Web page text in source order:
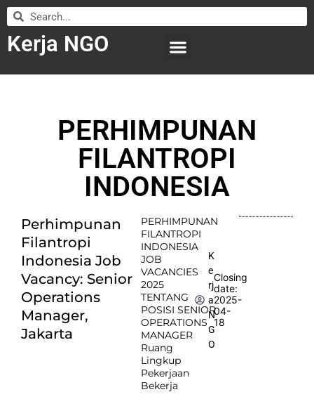
Kerja NGO
PERHIMPUNAN
FILANTROPI
INDONESIA
Perhimpunan
Filantropi
Indonesia Job
Vacancy: Senior
Operations
Manager,
Jakarta
PERHIMPUNAN
FILANTROPI
INDONESIA
JOB
VACANCIES
2025
TENTANG
POSISI SENIOR
OPERATIONS
MANAGER
Ruang
Lingkup
Pekerjaan
Bekerja
K
e
rj
a
N
G
O
Closing
date:
2025-
04-
18